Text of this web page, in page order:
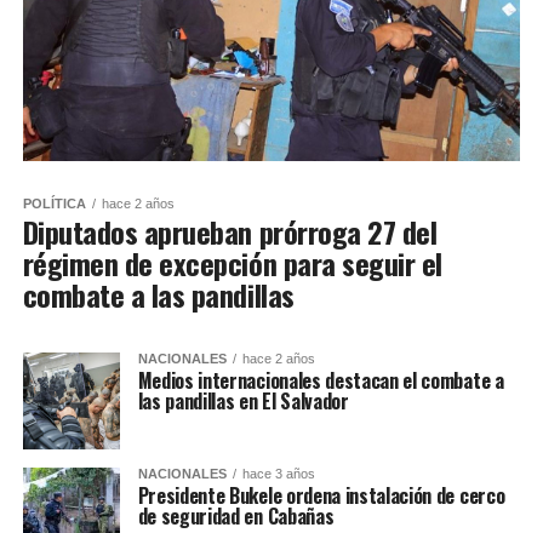
POLÍTICA hace 2 años
Diputados aprueban prórroga 27 del
régimen de excepción para seguir el
combate a las pandillas
NACIONALES hace 2 años
Medios internacionales destacan el combate a
las pandillas en El Salvador
NACIONALES hace 3 años
Presidente Bukele ordena instalación de cerco
de seguridad en Cabañas